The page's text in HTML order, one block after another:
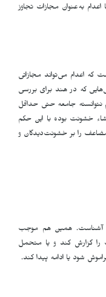
به‌عنوان مجازات تجاوز
که اعدام می‌تواند مجازاتی
که در هند برای بررسی
نتوانسته جامعه حتی حداقل
خشونت بوده با این حکم
را بر خشونت‌دیدگان و
آشناست. همین هم موجب
گزارش کند و یا متحمل
شود یا ادامه پیدا کند.